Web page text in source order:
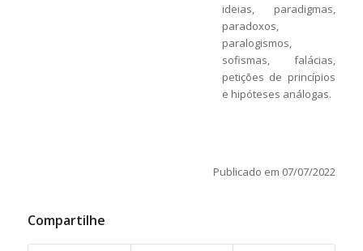
ideias, paradigmas,
paradoxos,
paralogismos,
sofismas, falácias,
petições de princípios
e hipóteses análogas.
Publicado em 07/07/2022
Compartilhe